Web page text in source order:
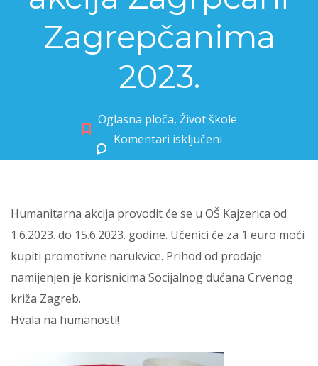
Zagrepčanima
2023.
Oglasna ploča, Život škole
Komentari isključeni
Humanitarna akcija provodit će se u OŠ Kajzerica od
1.6.2023. do 15.6.2023. godine. Učenici će za 1 euro moći
kupiti promotivne narukvice. Prihod od prodaje
namijenjen je korisnicima Socijalnog dućana Crvenog
križa Zagreb.
Hvala na humanosti!